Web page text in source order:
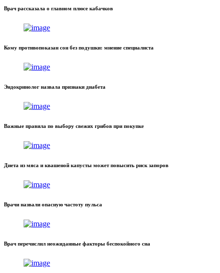
Врач рассказала о главном плюсе кабачков
Кому противопоказан сон без подушки: мнение специалиста
Эндокринолог назвала признаки диабета
Важные правила по выбору свежих грибов при покупке
Диета из мяса и квашеной капусты может повысить риск запоров
Врачи назвали опасную частоту пульса
Врач перечислил неожиданные факторы беспокойного сна